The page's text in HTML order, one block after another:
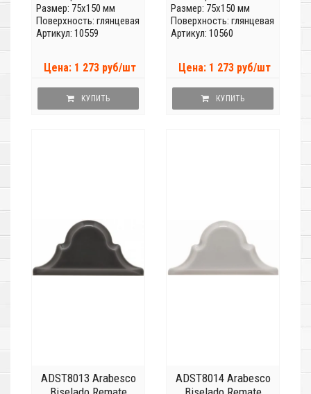
Размер: 75x150 мм
Поверхность: глянцевая
Артикул: 10559
Цена: 1 273 руб/шт
КУПИТЬ
Размер: 75x150 мм
Поверхность: глянцевая
Артикул: 10560
Цена: 1 273 руб/шт
КУПИТЬ
ADST8013 Arabesco
ADST8014 Arabesco